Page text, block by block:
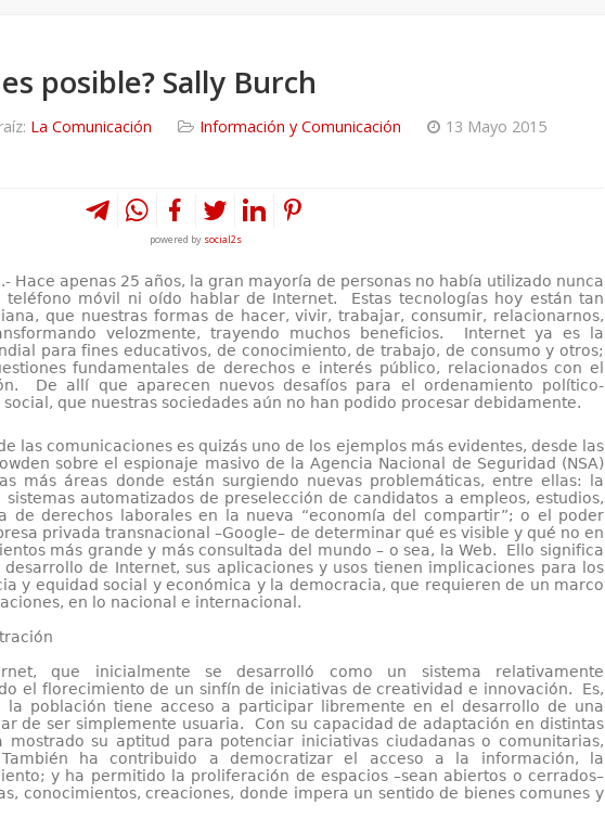
posible? Sally Burch
La Comunicación Información y Comunicación
13 Mayo 2015
powered by social2s
Hace apenas 25 años, la gran mayoría de personas no había utilizado nunca
teléfono móvil ni oído hablar de Internet. Estas tecnologías hoy están tan
que nuestras formas de hacer, vivir, trabajar, consumir, relacionarnos,
velozmente, trayendo muchos beneficios. Internet ya es la
para fines educativos, de conocimiento, de trabajo, de consumo y otros;
fundamentales de derechos e interés público, relacionados con el
De allí que aparecen nuevos desafíos para el ordenamiento político-
que nuestras sociedades aún no han podido procesar debidamente.
las comunicaciones es quizás uno de los ejemplos más evidentes, desde las
sobre el espionaje masivo de la Agencia Nacional de Seguridad (NSA)
más áreas donde están surgiendo nuevas problemáticas, entre ellas: la
automatizados de preselección de candidatos a empleos, estudios,
de derechos laborales en la nueva “economía del compartir”; o el poder
privada transnacional –Google– de determinar qué es visible y qué no en
más grande y más consultada del mundo – o sea, la Web. Ello significa
de Internet, sus aplicaciones y usos tienen implicaciones para los
y equidad social y económica y la democracia, que requieren de un marco
en lo nacional e internacional.
que inicialmente se desarrolló como un sistema relativamente
el florecimiento de un sinfín de iniciativas de creatividad e innovación. Es,
la población tiene acceso a participar libremente en el desarrollo de una
de ser simplemente usuaria. Con su capacidad de adaptación en distintas
mostrado su aptitud para potenciar iniciativas ciudadanas o comunitarias,
ha contribuido a democratizar el acceso a la información, la
y ha permitido la proliferación de espacios –sean abiertos o cerrados–
conocimientos, creaciones, donde impera un sentido de bienes comunes y